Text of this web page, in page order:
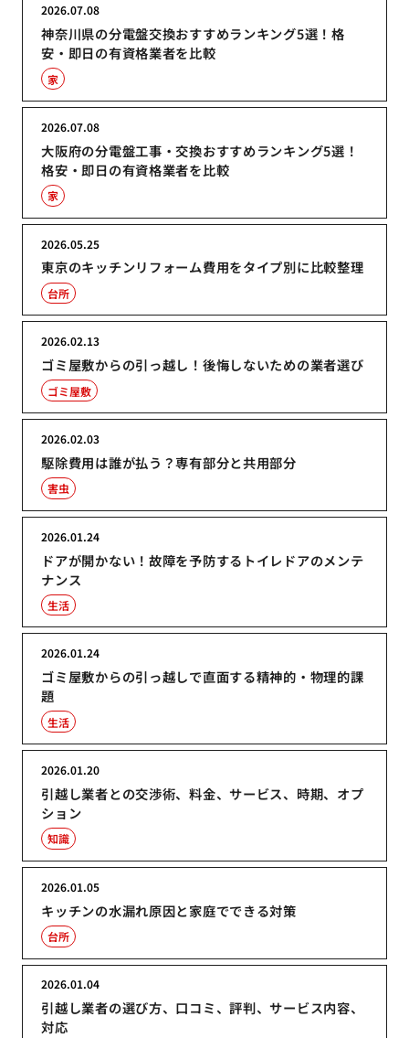
神奈川県の分電盤交換おすすめランキング5選！格
安・即日の有資格業者を比較
2026.07.08
家
大阪府の分電盤工事・交換おすすめランキング5選！
格安・即日の有資格業者を比較
2026.07.08
家
東京のキッチンリフォーム費用をタイプ別に比較整理
2026.05.25
台所
ゴミ屋敷からの引っ越し！後悔しないための業者選び
2026.02.13
ゴミ屋敷
駆除費用は誰が払う？専有部分と共用部分
2026.02.03
害虫
ドアが開かない！故障を予防するトイレドアのメンテ
ナンス
2026.01.24
生活
ゴミ屋敷からの引っ越しで直面する精神的・物理的課
題
2026.01.24
生活
引越し業者との交渉術、料金、サービス、時期、オプ
ション
2026.01.20
知識
キッチンの水漏れ原因と家庭でできる対策
2026.01.05
台所
引越し業者の選び方、口コミ、評判、サービス内容、
対応
2026.01.04